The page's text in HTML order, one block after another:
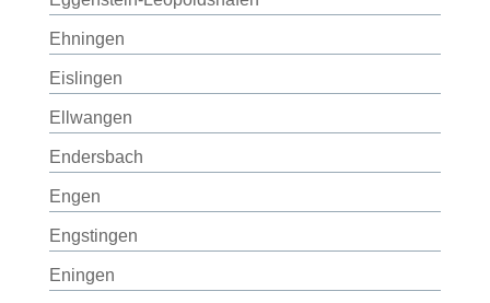
Ehningen
Eislingen
Ellwangen
Endersbach
Engen
Engstingen
Eningen